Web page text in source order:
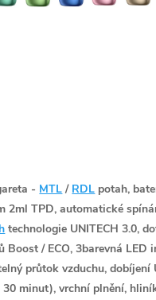
- MTL / RDL potah,
2ml TPD, automatické
technologie UNITECH 3.0,
Boost / ECO, 3barevná LED
průtok vzduchu, dobíjení
30 minut), vrchní plnění,